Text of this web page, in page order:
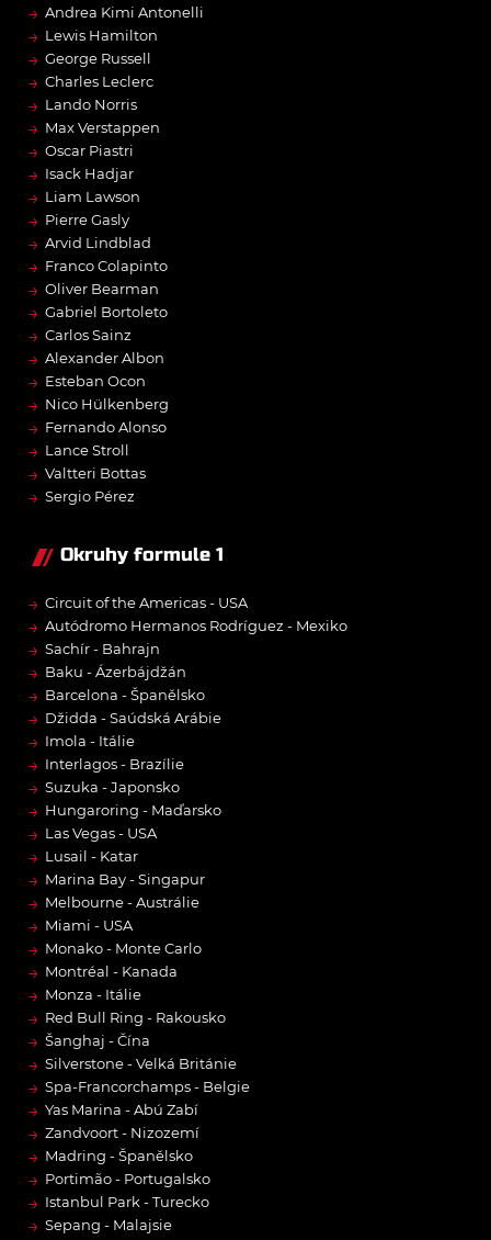
→ Andrea Kimi Antonelli
→ Lewis Hamilton
→ George Russell
→ Charles Leclerc
→ Lando Norris
→ Max Verstappen
→ Oscar Piastri
→ Isack Hadjar
→ Liam Lawson
→ Pierre Gasly
→ Arvid Lindblad
→ Franco Colapinto
→ Oliver Bearman
→ Gabriel Bortoleto
→ Carlos Sainz
→ Alexander Albon
→ Esteban Ocon
→ Nico Hülkenberg
→ Fernando Alonso
→ Lance Stroll
→ Valtteri Bottas
→ Sergio Pérez
Okruhy formule 1
→ Circuit of the Americas - USA
→ Autódromo Hermanos Rodríguez - Mexiko
→ Sachír - Bahrajn
→ Baku - Ázerbájdžán
→ Barcelona - Španělsko
→ Džidda - Saúdská Arábie
→ Imola - Itálie
→ Interlagos - Brazílie
→ Suzuka - Japonsko
→ Hungaroring - Maďarsko
→ Las Vegas - USA
→ Lusail - Katar
→ Marina Bay - Singapur
→ Melbourne - Austrálie
→ Miami - USA
→ Monako - Monte Carlo
→ Montréal - Kanada
→ Monza - Itálie
→ Red Bull Ring - Rakousko
→ Šanghaj - Čína
→ Silverstone - Velká Británie
→ Spa-Francorchamps - Belgie
→ Yas Marina - Abú Zabí
→ Zandvoort - Nizozemí
→ Madring - Španělsko
→ Portimão - Portugalsko
→ Istanbul Park - Turecko
→ Sepang - Malajsie